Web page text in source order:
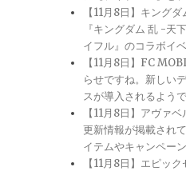
【11月8日】キング
『キングダム 乱 -天
イフル』のコラボイ
【11月8日】FC
らせですね。新しい
スが導入されるよう
【11月8日】アヴァ
更新情報が掲載され
イテムやキャンペー
【11月8日】エピッ